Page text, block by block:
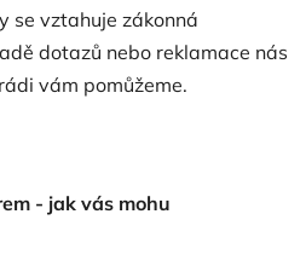
se vztahuje zákonná
dotazů nebo reklamace nás
vám pomůžeme.
- jak vás mohu